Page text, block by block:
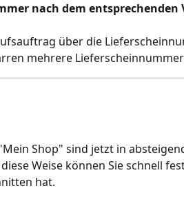
nach dem
über die
mehrere
Shop" sind jetzt in
Weise können Sie schnell
hat.